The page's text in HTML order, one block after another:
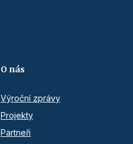
O nás
Výroční zprávy
Projekty
Partneři